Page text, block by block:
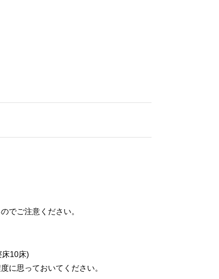
でご注意ください。
床10床)
に思っておいてください。